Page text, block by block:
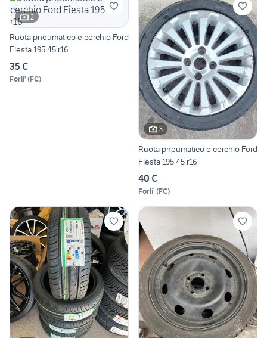
2
Ruota pneumatico e cerchio Ford
Fiesta 195 45 r16
35 €
Forli' (FC)
3
Ruota pneumatico e cerchio Ford
Fiesta 195 45 r16
40 €
Forli' (FC)